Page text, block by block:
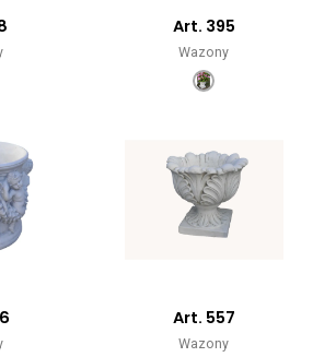
Art. 395
Wazony
Art. 557
Wazony